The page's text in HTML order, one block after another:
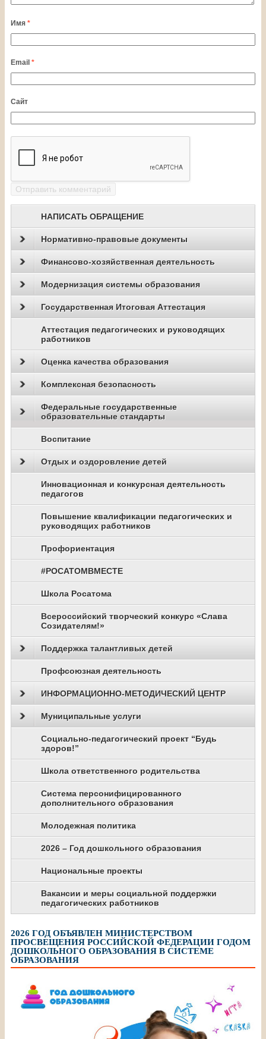
Имя *
Email *
Сайт
НАПИСАТЬ ОБРАЩЕНИЕ
Нормативно-правовые документы
Финансово-хозяйственная деятельность
Модернизация системы образования
Государственная Итоговая Аттестация
Аттестация педагогических и руководящих
работников
Оценка качества образования
Комплексная безопасность
Федеральные государственные
образовательные стандарты
Воспитание
Отдых и оздоровление детей
Инновационная и конкурсная деятельность
педагогов
Повышение квалификации педагогических и
руководящих работников
Профориентация
#РОСАТОМВМЕСТЕ
Школа Росатома
Всероссийский творческий конкурс «Слава
Созидателям!»
Поддержка талантливых детей
Профсоюзная деятельность
ИНФОРМАЦИОННО-МЕТОДИЧЕСКИЙ ЦЕНТР
Муниципальные услуги
Социально-педагогический проект “Будь
здоров!”
Школа ответственного родительства
Система персонифицированного
дополнительного образования
Молодежная политика
2026 – Год дошкольного образования
Национальные проекты
Вакансии и меры социальной поддержки
педагогических работников
2026 ГОД ОБЪЯВЛЕН МИНИСТЕРСТВОМ
ПРОСВЕЩЕНИЯ РОССИЙСКОЙ ФЕДЕРАЦИИ ГОДОМ
ДОШКОЛЬНОГО ОБРАЗОВАНИЯ В СИСТЕМЕ
ОБРАЗОВАНИЯ